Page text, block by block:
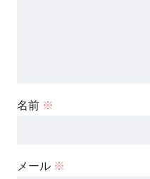
名前 ※
メール ※